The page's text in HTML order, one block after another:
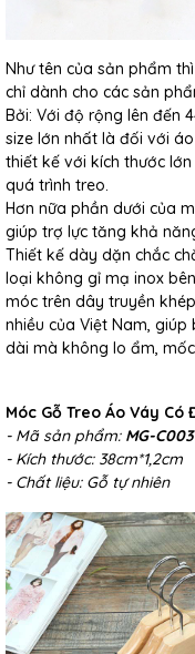
Như tên của sản phẩm
chỉ dành cho các sản
Bởi: Với độ rộng lên đến
size lớn nhất là đối với
thiết kế với kích thước
quá trình treo.
Hơn nữa phần dưới của
giúp trợ lực tăng khả
Thiết kế dày dặn chắc
loại không gỉ mạ inox
móc trên dây truyền
nhiều của Việt Nam,
dài mà không lo ẩm,
Móc Gỗ Treo Áo Váy Có
- Mã sản phẩm: MG-C003
- Kích thước: 38cm*1,2cm
- Chất liệu: Gỗ tự nhiên